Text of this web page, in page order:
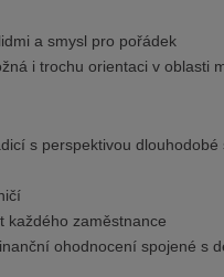
a smysl pro pořádek
i trochu orientaci v oblasti
s perspektivou dlouhodobé
každého zaměstnance
ohodnocení spojené s